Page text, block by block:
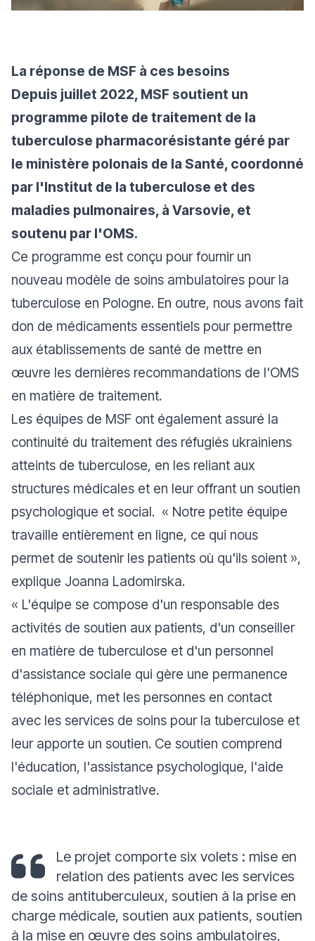
La réponse de MSF à ces besoins
Depuis juillet 2022, MSF soutient un
programme pilote de traitement de la
tuberculose pharmacorésistante géré par
le ministère polonais de la Santé, coordonné
par l'Institut de la tuberculose et des
maladies pulmonaires, à Varsovie, et
soutenu par l'OMS.
Ce programme est conçu pour fournir un
nouveau modèle de soins ambulatoires pour la
tuberculose en Pologne. En outre, nous avons fait
don de médicaments essentiels pour permettre
aux établissements de santé de mettre en
œuvre les dernières recommandations de l'OMS
en matière de traitement.
Les équipes de MSF ont également assuré la
continuité du traitement des réfugiés ukrainiens
atteints de tuberculose, en les reliant aux
structures médicales et en leur offrant un soutien
psychologique et social. « Notre petite équipe
travaille entièrement en ligne, ce qui nous
permet de soutenir les patients où qu'ils soient »,
explique Joanna Ladomirska.
« L'équipe se compose d'un responsable des
activités de soutien aux patients, d'un conseiller
en matière de tuberculose et d'un personnel
d'assistance sociale qui gère une permanence
téléphonique, met les personnes en contact
avec les services de soins pour la tuberculose et
leur apporte un soutien. Ce soutien comprend
l'éducation, l'assistance psychologique, l'aide
sociale et administrative.
Le projet comporte six volets : mise en
relation des patients avec les services
de soins antituberculeux, soutien à la prise en
charge médicale, soutien aux patients, soutien
à la mise en œuvre des soins ambulatoires,